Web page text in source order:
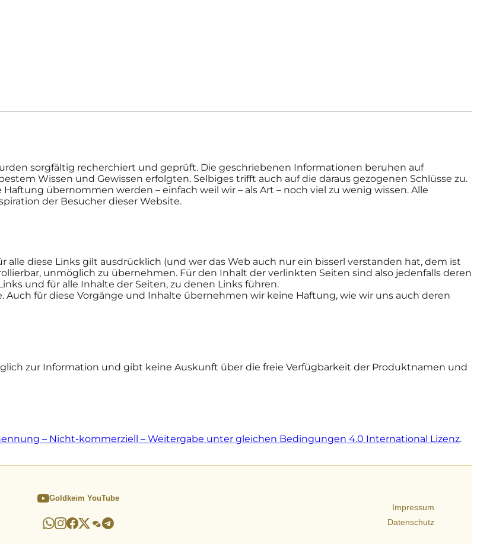
sorgfältig recherchiert und geprüft. Die geschriebenen Informationen beruhen auf
Wissen und Gewissen erfolgten. Selbiges trifft auch auf die daraus gezogenen Schlüsse zu.
übernommen werden – einfach weil wir – als Art – noch viel zu wenig wissen. Alle
der Besucher dieser Website.
diese Links gilt ausdrücklich (und wer das Web auch nur ein bisserl verstanden hat, dem ist
unmöglich zu übernehmen. Für den Inhalt der verlinkten Seiten sind also jedenfalls deren
und für alle Inhalte der Seiten, zu denen Links führen.
für diese Vorgänge und Inhalte übernehmen wir keine Haftung, wie wir uns auch deren
zur Information und gibt keine Auskunft über die freie Verfügbarkeit der Produktnamen und
– Nicht-kommerziell – Weitergabe unter gleichen Bedingungen 4.0 International Lizenz.
Goldkeim YouTube
Impressum
Datenschutz